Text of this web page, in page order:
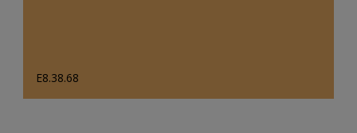
E8.38.68